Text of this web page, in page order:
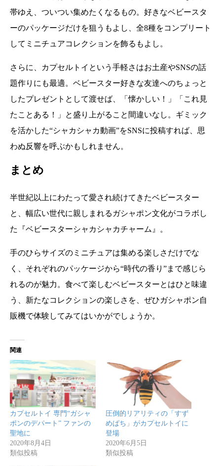
帯ゆえ、ついつい集めたくなるもの。好きなベビースタ
ーのパッケージだけを狙うもよし、全8種をコンプリート
してミニチュアコレクションを飾るもよし。
さらに、カプセルトイという手軽さはお土産やSNSの話
題作りにも最適。ベビースター好きな友達へのちょっと
したプレゼントとして渡せば、「懐かしい！」「これ見
たことある！」と盛り上がること間違いなし。ギミック
を活かした“シャカシャカ動画”をSNSに投稿すれば、思
わぬ反響を呼ぶかもしれません。
まとめ
半世紀以上にわたって愛され続けてきたベビースター
と、幅広い世代に親しまれるガシャポン文化がコラボし
た『ベビースターシャカシャカチャーム』。
手のひらサイズのミニチュアは集める楽しさだけでな
く、それぞれのパッケージから“時代の香り”まで感じら
れるのが魅力。食べて楽しむベビースターとはひと味違
う、新たなコレクションの楽しさを、ぜひガシャポン自
販機で体験してみてはいかがでしょうか。
関連
カプセルトイ 専門“ガシャ
ポンのデパート” ファンの
聖地に
2020年8月4日
類似投稿
圧倒的リアリティの「すず
めばち」がカプセルトイに
登場
2020年6月5日
類似投稿